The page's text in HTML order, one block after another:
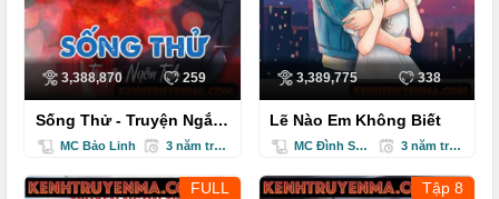
3,388,870 259
Sống Thử - Truyện Ngắn
Tình Yêu
MC Bảo Linh 3 năm trước
3,389,775 338
Lẽ Nào Em Không Biết
MC Đình Soạn 3 năm trước
FULL Tập 8